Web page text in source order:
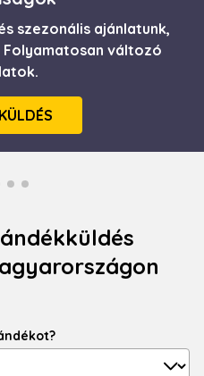
csokorba szedve.
egyenesen házhoz
szezonális ajánlatunk,
változó